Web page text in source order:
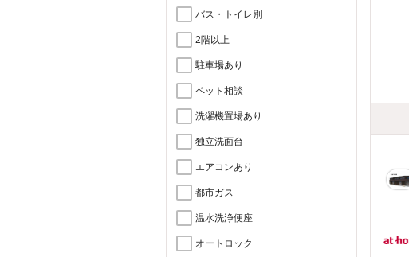
バス・トイレ別
2階以上
駐車場あり
ペット相談
洗濯機置場あり
独立洗面台
エアコンあり
都市ガス
温水洗浄便座
オートロック